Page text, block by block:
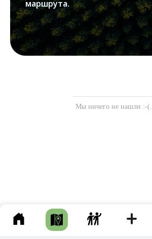
маршрута.
Мы ничего не нашли :-(.